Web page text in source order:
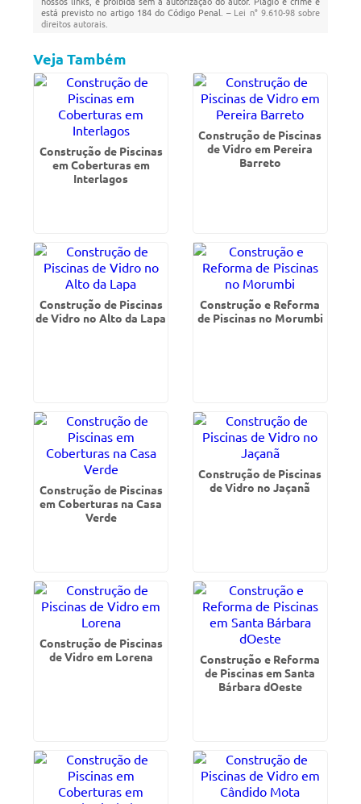
está previsto no artigo 184 do Código Penal. – Lei n° 9.610-98 sobre
direitos autorais
Veja Também
Construção de Piscinas
em Coberturas em
Interlagos
Construção de Piscinas
de Vidro em Pereira
Barreto
Construção de Piscinas
de Vidro no Alto da Lapa
Construção e Reforma
de Piscinas no Morumbi
Construção de Piscinas
em Coberturas na Casa
Verde
Construção de Piscinas
de Vidro no Jaçanã
Construção de Piscinas
de Vidro em Lorena
Construção e Reforma
de Piscinas em Santa
Bárbara dOeste